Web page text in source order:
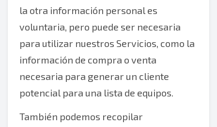
la otra información personal es
voluntaria, pero puede ser necesaria
para utilizar nuestros Servicios, como la
información de compra o venta
necesaria para generar un cliente
potencial para una lista de equipos.
También podemos recopilar